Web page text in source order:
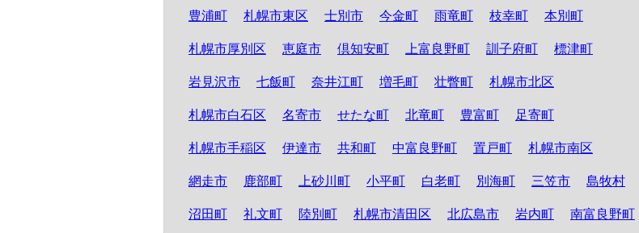
豊浦町 札幌市東区 士別市 今金町 雨竜町 枝幸町 本別町
札幌市厚別区 恵庭市 倶知安町 上富良野町 訓子府町 標津町
岩見沢市 七飯町 奈井江町 増毛町 壮瞥町 札幌市北区
札幌市白石区 名寄市 せたな町 北竜町 豊富町 足寄町
札幌市手稲区 伊達市 共和町 中富良野町 置戸町 札幌市南区
網走市 鹿部町 上砂川町 小平町 白老町 別海町 三笠市 島牧村
沼田町 礼文町 陸別町 札幌市清田区 北広島市 岩内町 南富良野町